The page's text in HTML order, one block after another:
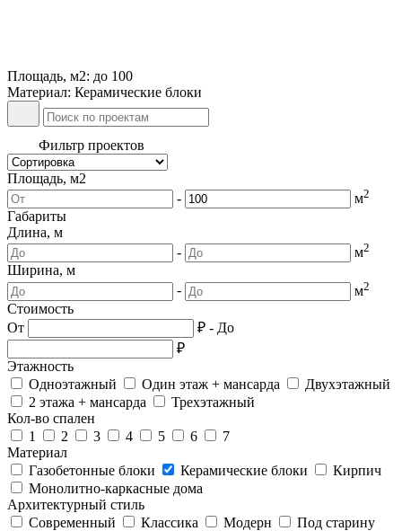
Площадь, м2: до 100
Материал: Керамические блоки
Фильтр проектов
Площадь, м2
-
м2
Габариты
Длина, м
-
м2
Ширина, м
-
м2
Стоимость
От
₽ - До
₽
Этажность
Одноэтажный
Один этаж + мансарда
Двухэтажный
2 этажа + мансарда
Трехэтажный
Кол-во спален
1
2 3 4 5 6
7
Материал
Газобетонные блоки
Керамические блоки
Кирпич
Монолитно-каркасные дома
Архитектурный стиль
Современный
Классика Модерн
Под старину